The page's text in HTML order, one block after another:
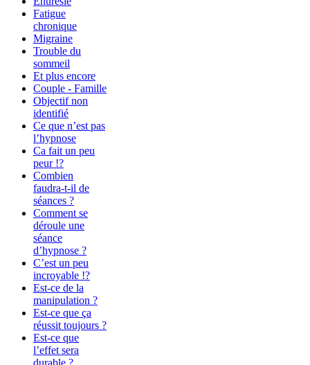
Fatigue
chronique
Migraine
Trouble du
sommeil
Et plus encore
Couple - Famille
Objectif non
identifié
Ce que n’est pas
l’hypnose
Ca fait un peu
peur !?
Combien
faudra-t-il de
séances ?
Comment se
déroule une
séance
d’hypnose ?
C’est un peu
incroyable !?
Est-ce de la
manipulation ?
Est-ce que ça
réussit toujours ?
Est-ce que
l’effet sera
durable ?